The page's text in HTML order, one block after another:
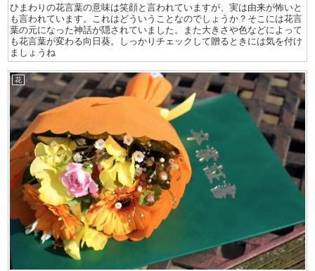
ひまわりの花言葉の意味は笑顔と言われていますが、実は由来が怖いと
も言われています。これはどういうことなのでしょうか？そこには花言
葉の元になった神話が隠されていました。また大きさや色などによって
も花言葉が変わる向日葵。しっかりチェックして贈るときには気を付け
ましょうね
花